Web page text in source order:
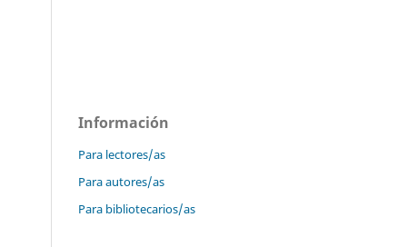
Información
Para lectores/as
Para autores/as
Para bibliotecarios/as